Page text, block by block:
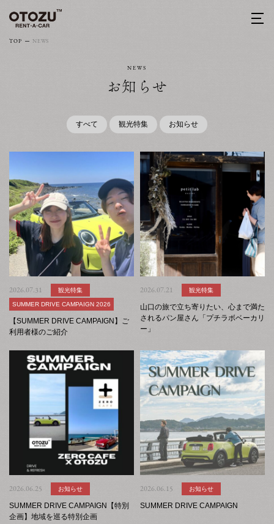
TOP NEWS
NEWS
お知らせ
すべて 観光特集 お知らせ
2026.07.31 観光特集
SUMMER DRIVE CAMPAIGN 2026
【SUMMER DRIVE CAMPAIGN】ご
利用者様のご紹介
2026.07.21 観光特集
山口の旅で立ち寄りたい、心まで満た
されるパン屋さん「プチラボベーカリ
ー」
2026.06.25 お知らせ
SUMMER DRIVE CAMPAIGN【特別
企画】地域を巡る特別企画
2026.06.15 お知らせ
SUMMER DRIVE CAMPAIGN